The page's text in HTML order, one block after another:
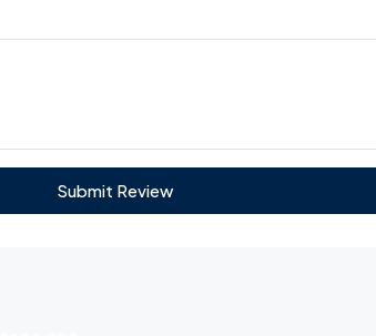
Submit Review